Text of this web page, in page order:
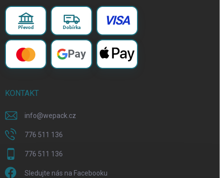
Převod Dobírka VISA
Pay
KONTAKT
info@wepack.cz
776 511 136
776 511 136
Sledujte nás na Facebooku